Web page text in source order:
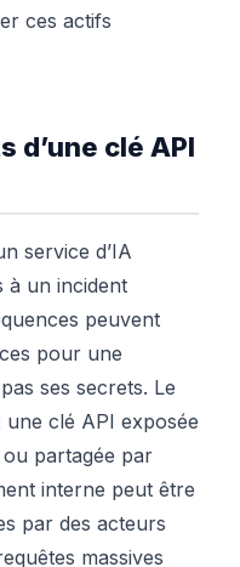
ces actifs
d’une clé API
service d’IA
à un incident
peuvent
pour une
ses secrets. Le
clé API exposée
partagée par
interne peut être
par des acteurs
massives